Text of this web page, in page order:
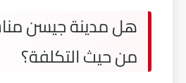
هل مدينة جيسن
من حيث التكلفة؟